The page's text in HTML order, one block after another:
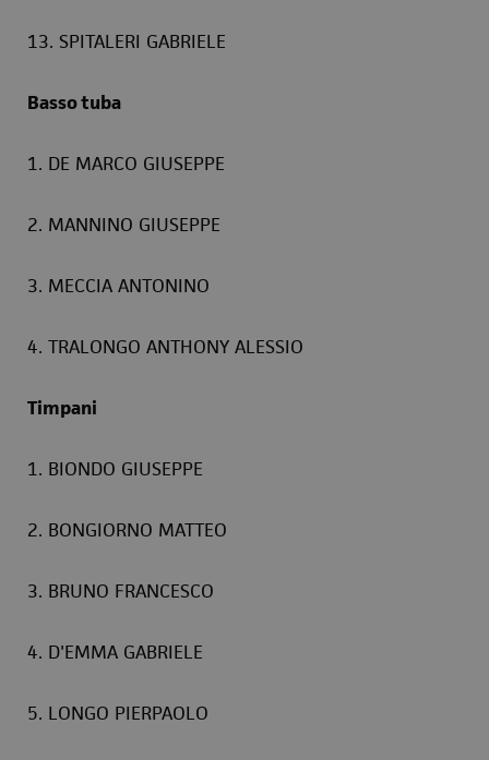
13. SPITALERI GABRIELE
Basso tuba
1. DE MARCO GIUSEPPE
2. MANNINO GIUSEPPE
3. MECCIA ANTONINO
4. TRALONGO ANTHONY ALESSIO
Timpani
1. BIONDO GIUSEPPE
2. BONGIORNO MATTEO
3. BRUNO FRANCESCO
4. D'EMMA GABRIELE
5. LONGO PIERPAOLO